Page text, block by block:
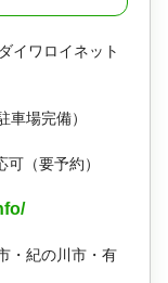
イワロイネット
場完備）
（要予約）
・紀の川市・有